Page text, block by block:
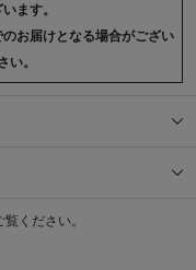
ます。
お届けとなる場合がござい
い。
覧ください。